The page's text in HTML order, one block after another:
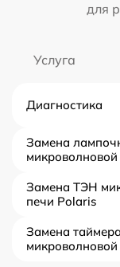
для
Услуга
Диагностика
Замена
Замена ТЭН
печи Polaris
Замена таймера